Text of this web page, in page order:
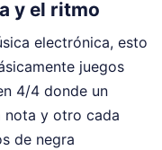
y el ritmo
electrónica, esto
juegos
4/4 donde un
nota y otro cada
de negra